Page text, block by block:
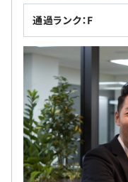
通過ランク：F